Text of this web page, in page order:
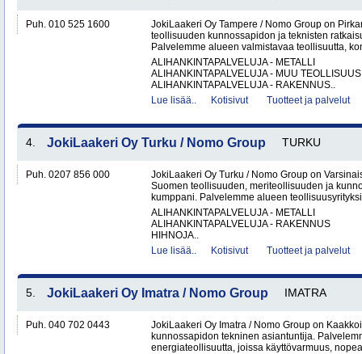
Puh. 010 525 1600
JokiLaakeri Oy Tampere / Nomo Group on
teollisuuden kunnossapidon ja teknisten
Palvelemme alueen valmistavaa teollisuutta,
ALIHANKINTAPALVELUJA - METALLI
ALIHANKINTAPALVELUJA - MUU TEOLLISUUS
ALIHANKINTAPALVELUJA - RAKENNUS..
Lue lisää..
Kotisivut Tuotteet ja palvelut
4. JokiLaakeri Oy Turku / Nomo Group TURKU
Puh. 0207 856 000
JokiLaakeri Oy Turku / Nomo Group on
Suomen teollisuuden, meriteollisuuden ja
kumppani. Palvelemme alueen
ALIHANKINTAPALVELUJA - METALLI
ALIHANKINTAPALVELUJA - RAKENNUS
HIHNOJA..
Lue lisää..
Kotisivut Tuotteet ja palvelut
5. JokiLaakeri Oy Imatra / Nomo Group IMATRA
Puh. 040 702 0443
JokiLaakeri Oy Imatra / Nomo Group on
kunnossapidon tekninen asiantuntija.
energiateollisuutta, joissa käyttövarmuus,